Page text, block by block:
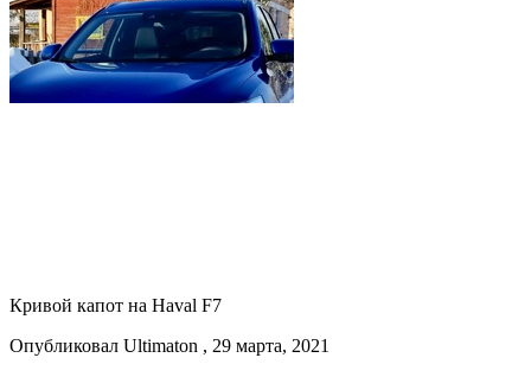
Кривой капот на Haval F7
Опубликовал Ultimaton , 29 марта, 2021